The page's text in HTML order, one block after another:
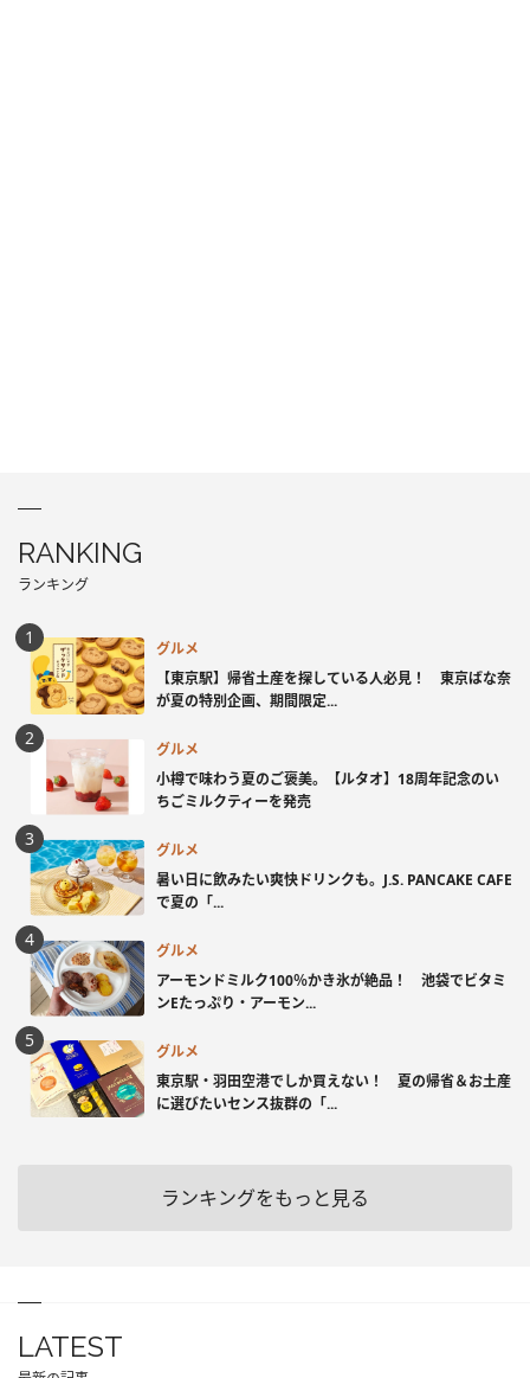
RANKING
ランキング
グルメ
【東京駅】帰省土産を探している人必見！ 東京ばな奈
が夏の特別企画、期間限定...
グルメ
小樽で味わう夏のご褒美。【ルタオ】18周年記念のい
ちごミルクティーを発売
グルメ
暑い日に飲みたい爽快ドリンクも。J.S. PANCAKE CAFE
で夏の「...
グルメ
アーモンドミルク100％かき氷が絶品！ 池袋でビタミ
ンEたっぷり・アーモン...
グルメ
東京駅・羽田空港でしか買えない！ 夏の帰省＆お土産
に選びたいセンス抜群の「...
ランキングをもっと見る
LATEST